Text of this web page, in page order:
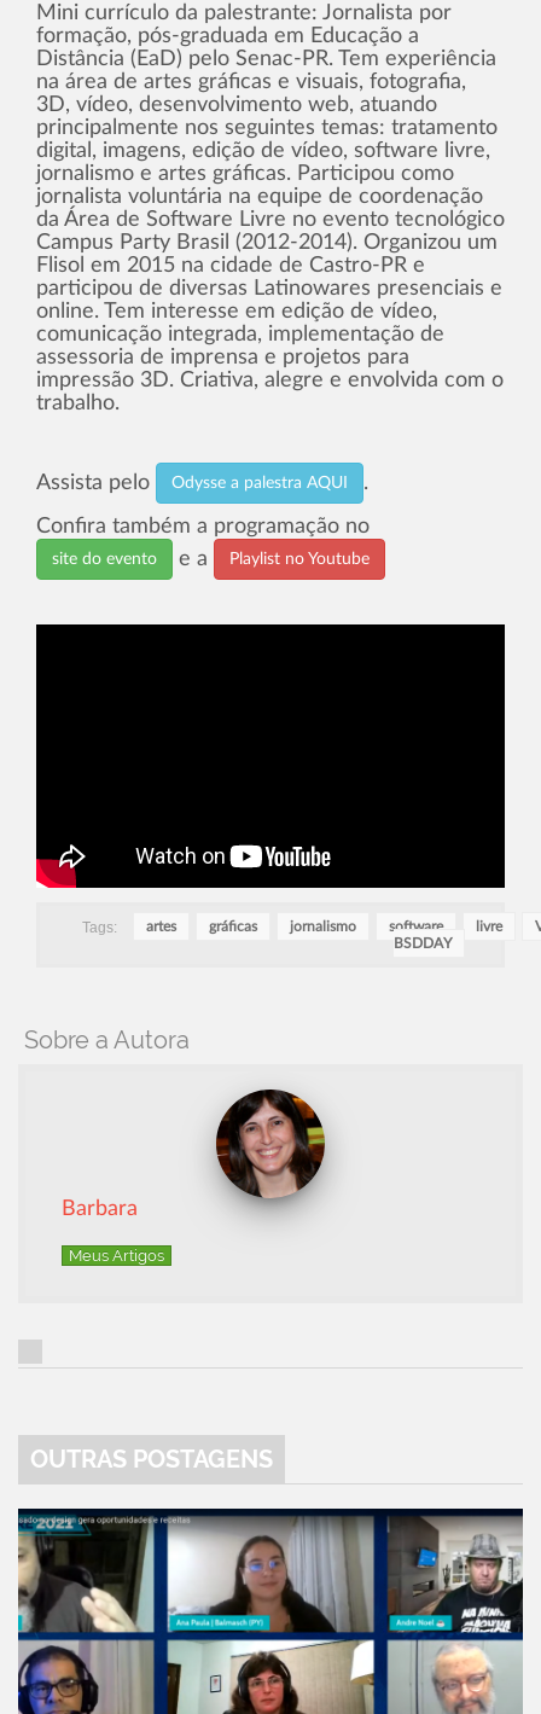
Mini currículo da palestrante: Jornalista por
formação, pós-graduada em Educação a
Distância (EaD) pelo Senac-PR. Tem experiência
na área de artes gráficas e visuais, fotografia,
3D, vídeo, desenvolvimento web, atuando
principalmente nos seguintes temas: tratamento
digital, imagens, edição de vídeo, software livre,
jornalismo e artes gráficas. Participou como
jornalista voluntária na equipe de coordenação
da Área de Software Livre no evento tecnológico
Campus Party Brasil (2012-2014). Organizou um
Flisol em 2015 na cidade de Castro-PR e
participou de diversas Latinowares presenciais e
online. Tem interesse em edição de vídeo,
comunicação integrada, implementação de
assessoria de imprensa e projetos para
impressão 3D. Criativa, alegre e envolvida com o
trabalho.
Assista pelo Odysse a palestra AQUI .
Confira também a programação no
site do evento e a Playlist no Youtube
Tags: artes gráficas jornalismo software livre
BSDDAY
Sobre a Autora
Barbara
Meus Artigos
OUTRAS POSTAGENS